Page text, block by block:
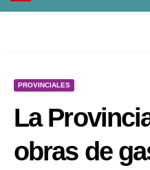
PROVINCIALES
La
obras de